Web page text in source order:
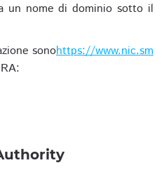
un nome di dominio sotto il
sonohttps://www.nic.sm